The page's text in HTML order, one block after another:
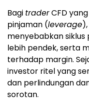
Bagi traderCFD
pinjaman (leverage
menyebabkan siklus
lebih pendek, serta
terhadap margin.
investor ritel yang
dan perlindungan
sorotan.